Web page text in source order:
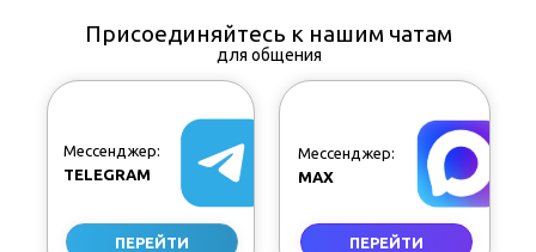
ПЕРЕЙТИ
ПЕРЕЙТИ
Присоединяйтесь к нашим чатам
для общения
Мессенджер:
TELEGRAM
Мессенджер:
MAX